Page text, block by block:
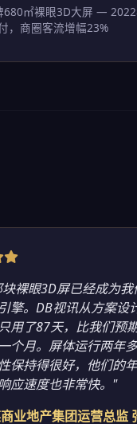
680㎡裸眼3D大屏 —
，商圈客流增幅23%
裸眼3D屏已经成为我
擎。DB视讯从方案设
用了87天，比我们预
个月。屏体运行两年
保持得很好，他们的
应速度也非常快。"
业地产集团运营总监